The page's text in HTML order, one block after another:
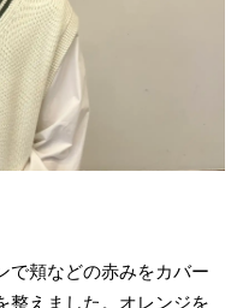
で頬などの赤みをカバー
整えました。オレンジを